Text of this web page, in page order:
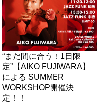
“まだ間に合う！1日限
定”【AIKO FUJIWARA】
による SUMMER
WORKSHOP開催決
定！！